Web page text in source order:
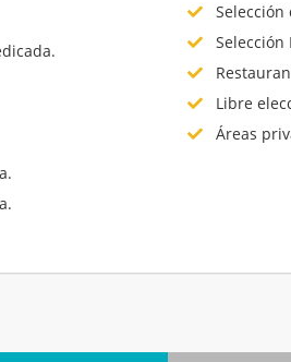
Libre
Áreas